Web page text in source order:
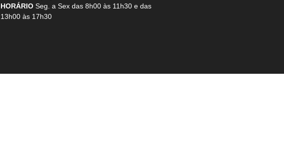
HORÁRIO Seg. a Sex das 8h00 às 11h30 e das
13h00 às 17h30